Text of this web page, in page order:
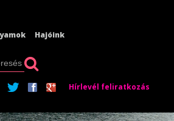
Hajóink
Hírlevél feliratkozás